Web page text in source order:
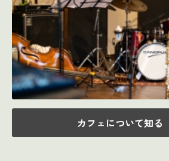
カフェについて知る